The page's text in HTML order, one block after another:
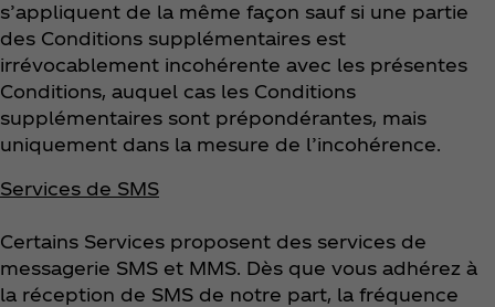
s’appliquent de la même façon sauf si une partie
des Conditions supplémentaires est
irrévocablement incohérente avec les présentes
Conditions, auquel cas les Conditions
supplémentaires sont prépondérantes, mais
uniquement dans la mesure de l’incohérence.
Services de SMS
Certains Services proposent des services de
messagerie SMS et MMS. Dès que vous adhérez à
la réception de SMS de notre part, la fréquence